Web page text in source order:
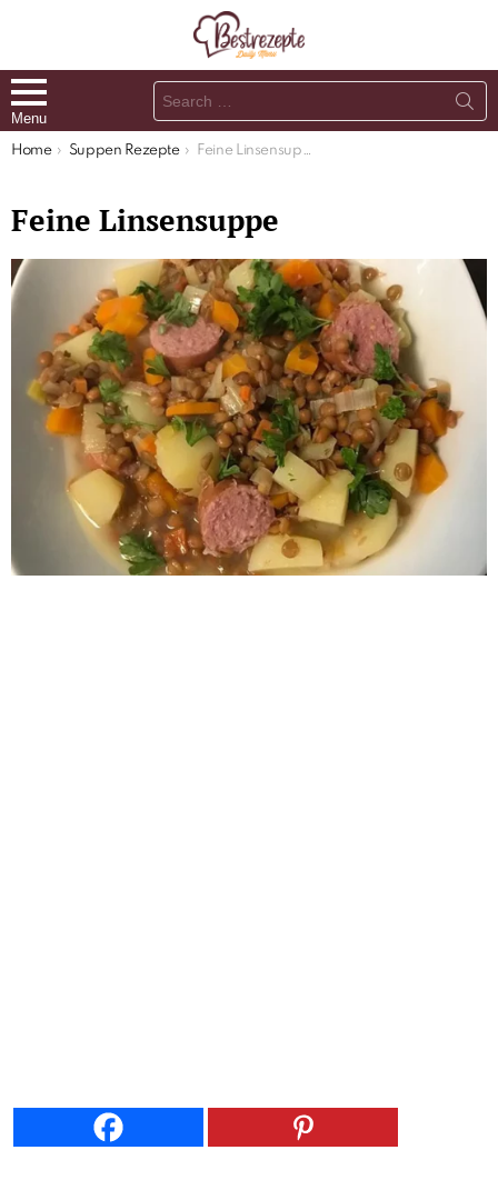
Menu
Search
for:
You are here:
Home Suppen Rezepte Feine Linsensuppe
Feine Linsensuppe